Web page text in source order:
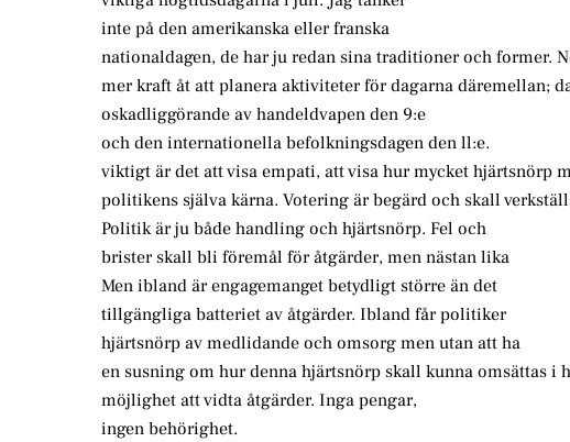
inte på den amerikanska eller franska
nationaldagen, de har ju redan sina traditioner och former.
mer kraft åt att planera aktiviteter för dagarna däremellan;
oskadliggörande av handeldvapen den 9:e
och den internationella befolkningsdagen den ll:e.
viktigt är det att visa empati, att visa hur mycket hjärtsnörp
politikens själva kärna. Votering är begärd och skall
Politik är ju både handling och hjärtsnörp. Fel och
brister skall bli föremål för åtgärder, men nästan lika
Men ibland är engagemanget betydligt större än det
tillgängliga batteriet av åtgärder. Ibland får politiker
hjärtsnörp av medlidande och omsorg men utan att ha
en susning om hur denna hjärtsnörp skall kunna omsättas
möjlighet att vidta åtgärder. Inga pengar,
ingen behörighet.